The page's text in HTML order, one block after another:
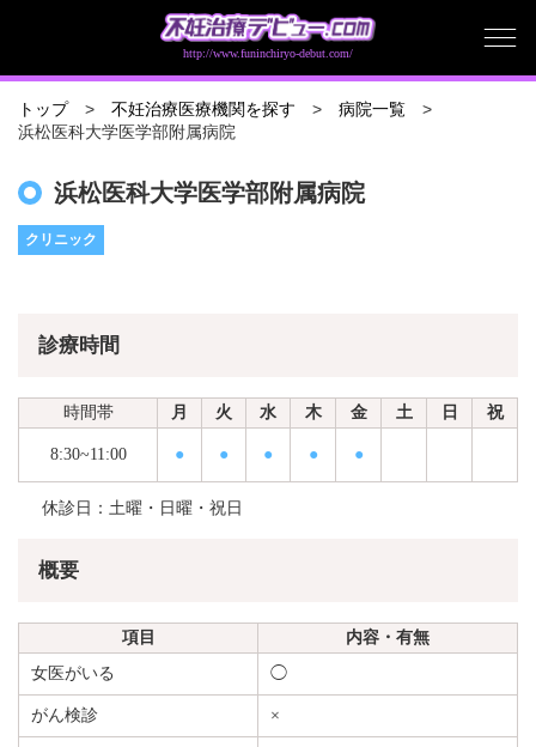
http://www.funinchiryo-debut.com/
トップ 不妊治療医療機関を探す 病院一覧
浜松医科大学医学部附属病院
浜松医科大学医学部附属病院
クリニック
診療時間
時間帯 月 火 水 木 金 土 日 祝
8:30~11:00 ● ● ● ● ●
休診日：土曜・日曜・祝日
概要
項目
内容・有無
女医がいる
◯
がん検診 ×